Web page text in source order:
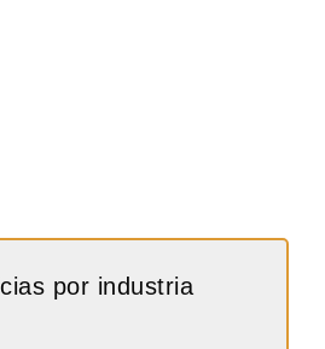
por industria